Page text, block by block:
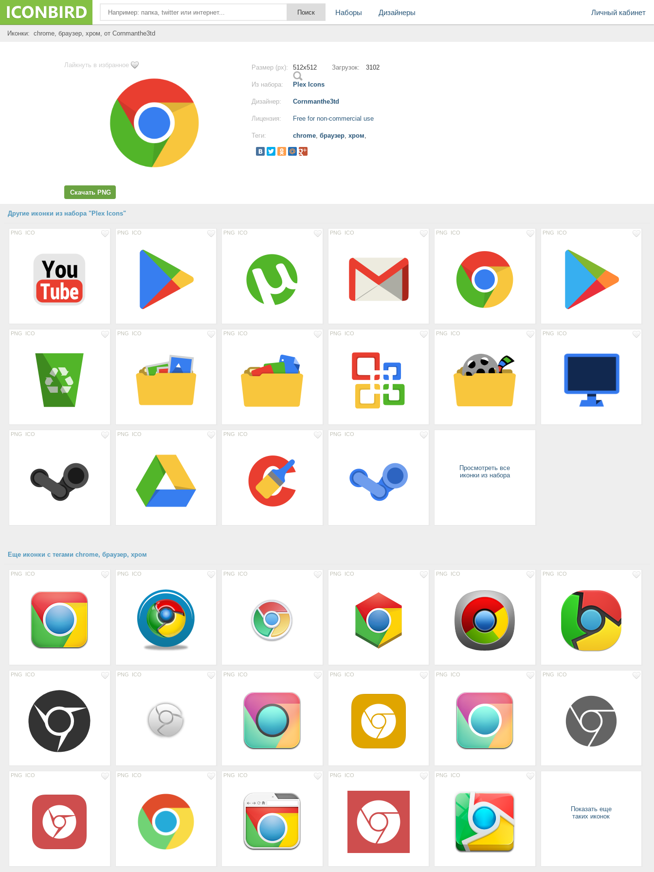
Личный кабинет
Наборы Дизайнеры
Иконки: chrome, браузер, хром, от Cornmanthe3td
Лайкнуть в избранное
Скачать PNG
Размер (px): 512x512 Загрузок: 3102
Из набора: Plex Icons
Дизайнер: Cornmanthe3td
Лицензия: Free for non-commercial use
Теги: chrome, браузер, хром,
Другие иконки из набора "Plex Icons"
PNG ICO PNG ICO PNG ICO PNG ICO PNG ICO PNG ICO
PNG ICO PNG ICO PNG ICO PNG ICO PNG ICO PNG ICO
PNG ICO PNG ICO PNG ICO PNG ICO
Просмотреть все
иконки из набора
Еще иконки с тегами chrome, браузер, хром
PNG ICO PNG ICO PNG ICO PNG ICO PNG ICO PNG ICO
PNG ICO PNG ICO PNG ICO PNG ICO PNG ICO PNG ICO
PNG ICO PNG ICO PNG ICO PNG ICO PNG ICO
Показать еще
таких иконок